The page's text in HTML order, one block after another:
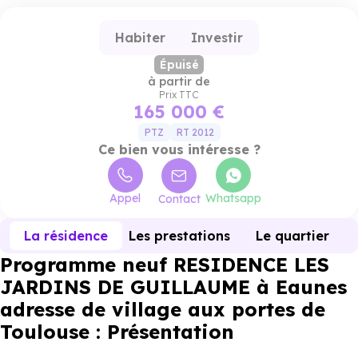
Habiter Investir
Épuisé
à partir de
Prix TTC
165 000 €
PTZ RT 2012
Ce bien vous intéresse ?
Appel Contact Whatsapp
La résidence Les prestations Le quartier
Programme neuf RESIDENCE LES
JARDINS DE GUILLAUME à Eaunes
adresse de village aux portes de
Toulouse : Présentation